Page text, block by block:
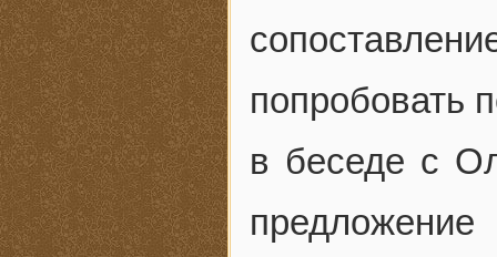
попробовать
в беседе с
предложение